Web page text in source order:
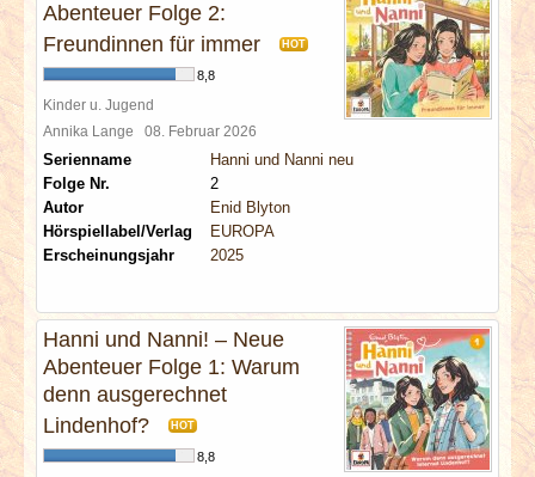
Abenteuer Folge 2:
Freundinnen für immer
HOT
8,8
Kinder u. Jugend
Annika Lange 08. Februar 2026
Serienname
Hanni und Nanni neu
Folge Nr.
2
Autor
Enid Blyton
Hörspiellabel/Verlag
EUROPA
Erscheinungsjahr
2025
Hanni und Nanni! – Neue
Abenteuer Folge 1: Warum
denn ausgerechnet
Lindenhof?
HOT
8,8